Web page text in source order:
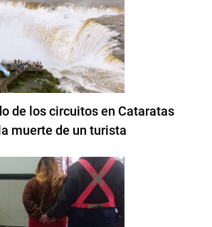
de los circuitos en Cataratas
muerte de un turista